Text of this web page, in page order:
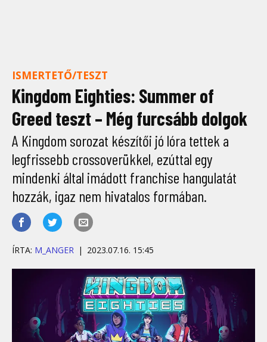
ISMERTETŐ/TESZT
Kingdom Eighties: Summer of
Greed teszt – Még furcsább dolgok
A Kingdom sorozat készítői jó lóra tettek a
legfrissebb crossoverükkel, ezúttal egy
mindenki által imádott franchise hangulatát
hozzák, igaz nem hivatalos formában.
ÍRTA: M_ANGER 2023.07.16. 15:45